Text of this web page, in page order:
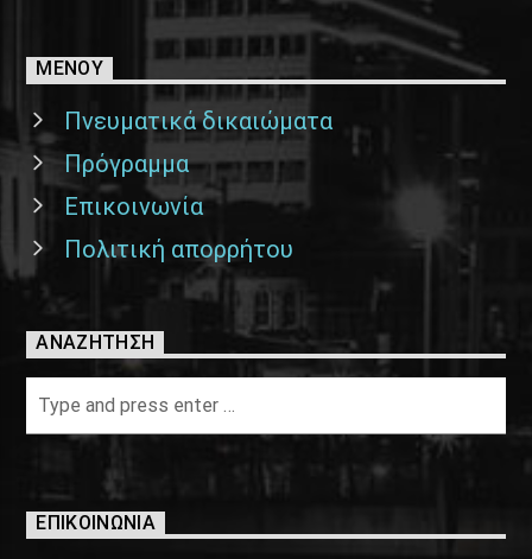
ΜΕΝΟΥ
Πνευματικά δικαιώματα
Πρόγραμμα
Επικοινωνία
Πολιτική απορρήτου
ΑΝΑΖΉΤΗΣΗ
ΕΠΙΚΟΙΝΩΝΊΑ